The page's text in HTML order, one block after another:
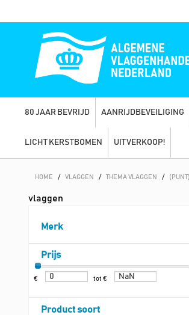
80 JAAR BEVRIJD AANRIJDBEVEILIGING
LICHT KERSTBOMEN UITVERKOOP!
HOME / VLAGGEN / THEMA VLAGGEN /
vlaggen
Merk
Prijs
€ tot €
Product soort